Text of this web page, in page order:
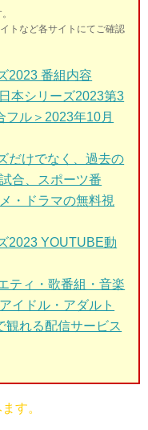
トなど各サイトにてご確認
2023 番組内容
本シリーズ2023第3
フル＞2023年10月
だけでなく、過去の
合、スポーツ番
・ドラマの無料視
2023 YOUTUBE動
ティ・歌番組・音楽
イドル・アダルト
観れる配信サービス
す。